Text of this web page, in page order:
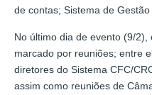
de contas; Sistema de
No último dia de evento (9/
marcado por reuniões; entre
diretores do Sistema CFC/
assim como reuniões de